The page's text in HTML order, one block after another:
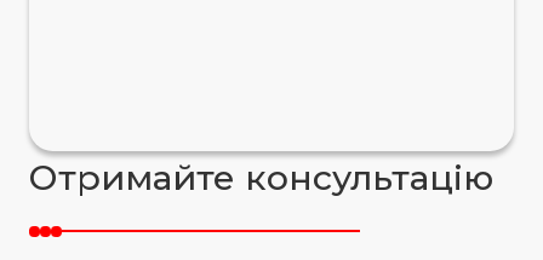
Отримайте консультацію